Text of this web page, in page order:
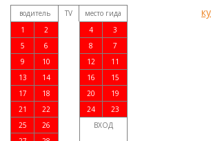
водитель TV
место гида
1
2
5
6
9
10
13
14
17
18
21
22
25
26
4
3
8
7
12
11
16
15
20
19
24
23
ВХОД